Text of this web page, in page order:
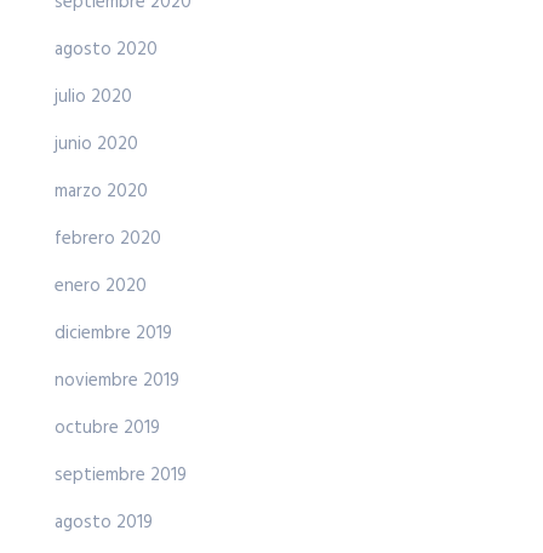
agosto 2020
julio 2020
junio 2020
marzo 2020
febrero 2020
enero 2020
diciembre 2019
noviembre 2019
octubre 2019
septiembre 2019
agosto 2019